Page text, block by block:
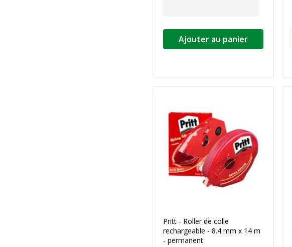
Ajouter au panier
Pritt - Roller de colle
rechargeable - 8.4 mm x 14 m
- permanent